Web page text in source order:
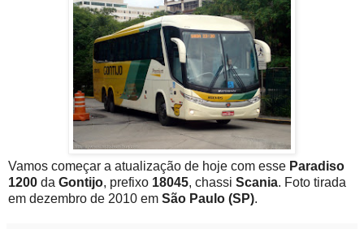
Vamos começar a atualização de hoje com esse Paradiso
1200 da Gontijo, prefixo 18045, chassi Scania. Foto tirada
em dezembro de 2010 em São Paulo (SP).